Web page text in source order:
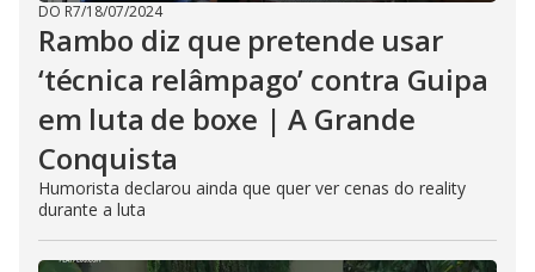
DO R7/18/07/2024
Rambo diz que pretende usar
‘técnica relâmpago’ contra Guipa
em luta de boxe | A Grande
Conquista
Humorista declarou ainda que quer ver cenas do reality
durante a luta